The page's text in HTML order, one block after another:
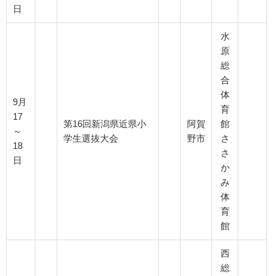
日
9月
17
～
18
日
第16回新潟県近県小
学生選抜大会
阿賀
野市
水
原
総
合
体
育
館
さ
さ
か
み
体
育
館
西
総